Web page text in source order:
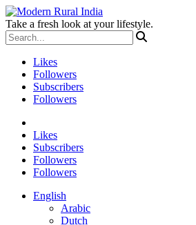
Take a fresh look at your lifestyle.
Likes
Followers
Subscribers
Followers
Likes
Subscribers
Followers
Followers
English
Arabic
Dutch